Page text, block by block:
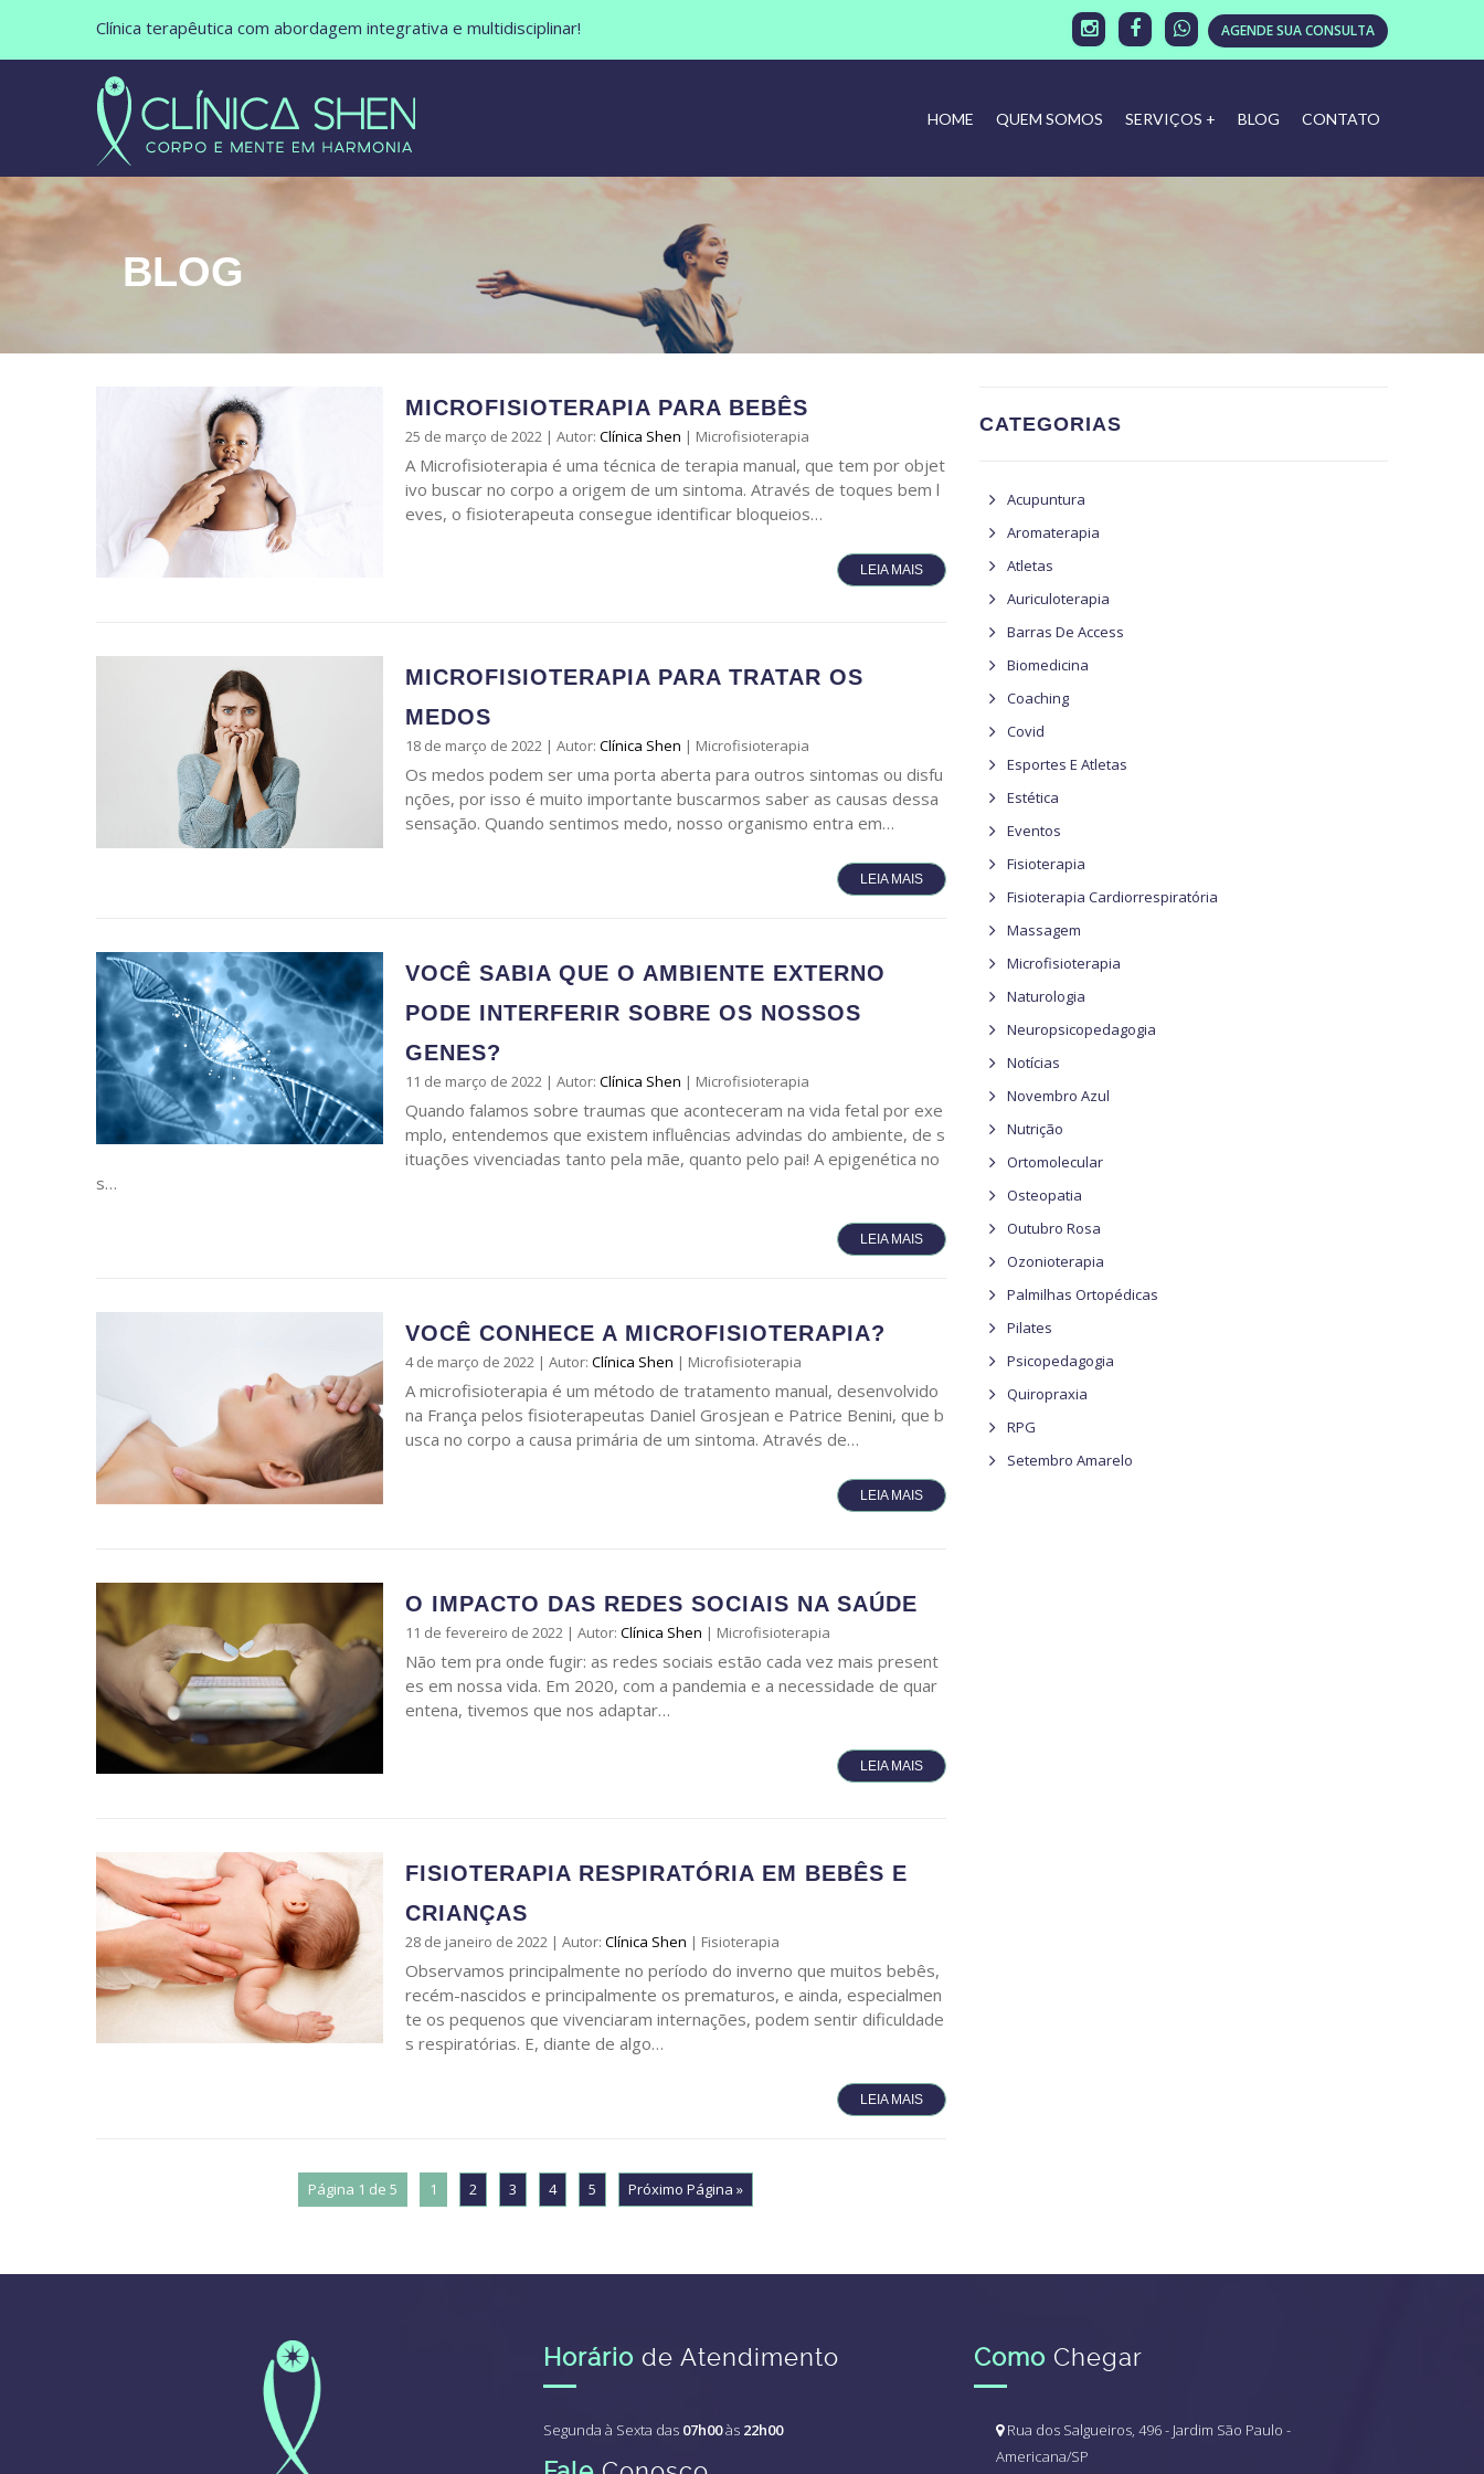
Clínica terapêutica com abordagem integrativa e multidisciplinar! AGENDE SUA CONSULTA
HOME QUEM SOMOS SERVIÇOS + BLOG CONTATO
BLOG
MICROFISIOTERAPIA PARA BEBÊS
25 de março de 2022 | Autor: Clínica Shen | Microfisioterapia
A Microfisioterapia é uma técnica de terapia manual, que tem por objet
ivo buscar no corpo a origem de um sintoma. Através de toques bem l
eves, o fisioterapeuta consegue identificar bloqueios…
LEIA MAIS
MICROFISIOTERAPIA PARA TRATAR OS
MEDOS
18 de março de 2022 | Autor: Clínica Shen | Microfisioterapia
Os medos podem ser uma porta aberta para outros sintomas ou disfu
nções, por isso é muito importante buscarmos saber as causas dessa
sensação. Quando sentimos medo, nosso organismo entra em…
LEIA MAIS
VOCÊ SABIA QUE O AMBIENTE EXTERNO
PODE INTERFERIR SOBRE OS NOSSOS
GENES?
11 de março de 2022 | Autor: Clínica Shen | Microfisioterapia
Quando falamos sobre traumas que aconteceram na vida fetal por exe
mplo, entendemos que existem influências advindas do ambiente, de s
ituações vivenciadas tanto pela mãe, quanto pelo pai! A epigenética no
s…
LEIA MAIS
VOCÊ CONHECE A MICROFISIOTERAPIA?
4 de março de 2022 | Autor: Clínica Shen | Microfisioterapia
A microfisioterapia é um método de tratamento manual, desenvolvido
na França pelos fisioterapeutas Daniel Grosjean e Patrice Benini, que b
usca no corpo a causa primária de um sintoma. Através de…
LEIA MAIS
O IMPACTO DAS REDES SOCIAIS NA SAÚDE
11 de fevereiro de 2022 | Autor: Clínica Shen | Microfisioterapia
Não tem pra onde fugir: as redes sociais estão cada vez mais present
es em nossa vida. Em 2020, com a pandemia e a necessidade de quar
entena, tivemos que nos adaptar…
LEIA MAIS
FISIOTERAPIA RESPIRATÓRIA EM BEBÊS E
CRIANÇAS
28 de janeiro de 2022 | Autor: Clínica Shen | Fisioterapia
Observamos principalmente no período do inverno que muitos bebês,
recém-nascidos e principalmente os prematuros, e ainda, especialmen
te os pequenos que vivenciaram internações, podem sentir dificuldade
s respiratórias. E, diante de algo…
LEIA MAIS
Página 1 de 5 1 2 3 4 5 Próximo Página »
CATEGORIAS
Acupuntura
Aromaterapia
Atletas
Auriculoterapia
Barras De Access
Biomedicina
Coaching
Covid
Esportes E Atletas
Estética
Eventos
Fisioterapia
Fisioterapia Cardiorrespiratória
Massagem
Microfisioterapia
Naturologia
Neuropsicopedagogia
Notícias
Novembro Azul
Nutrição
Ortomolecular
Osteopatia
Outubro Rosa
Ozonioterapia
Palmilhas Ortopédicas
Pilates
Psicopedagogia
Quiropraxia
RPG
Setembro Amarelo
Horário de Atendimento
Segunda à Sexta das 07h00às 22h00
Como Chegar
Rua dos Salgueiros, 496 - Jardim São Paulo -
Americana/SP